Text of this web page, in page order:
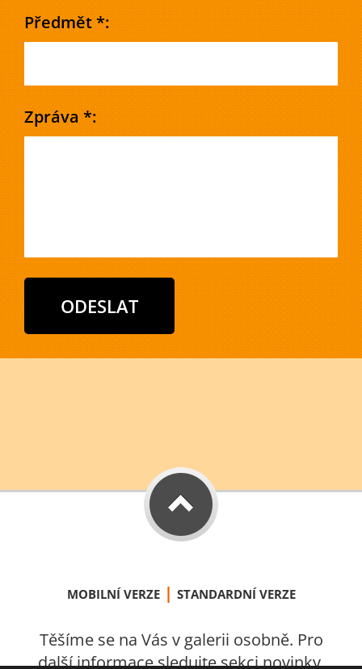
Předmět *:
Zpráva *:
MOBILNÍ VERZE | STANDARDNÍ VERZE
Těšíme se na Vás v galerii osobně. Pro
další informace sledujte sekci novinky.